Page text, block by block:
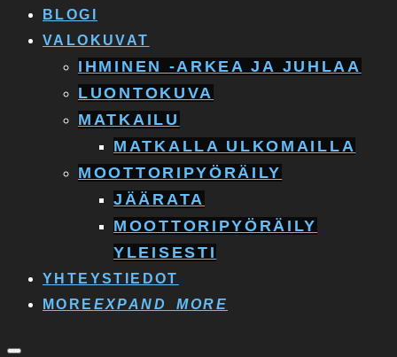
BLOGI
VALOKUVAT
IHMINEN -ARKEA JA JUHLAA
LUONTOKUVA
MATKAILU
MATKALLA ULKOMAILLA
MOOTTORIPYÖRÄILY
JÄÄRATA
MOOTTORIPYÖRÄILY
YLEISESTI
YHTEYSTIEDOT
MORE EXPAND_MORE